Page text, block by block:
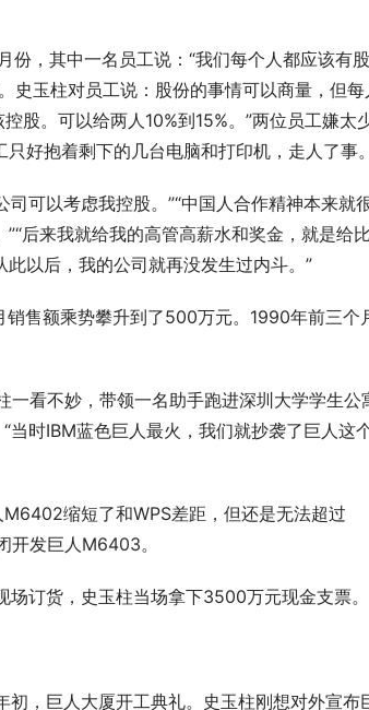
，其中一名员工说：“我们每个人都应该有股
史玉柱对员工说：股份的事情可以商量，但每
股。可以给两人10%到15%。”两位员工嫌太
好抱着剩下的几台电脑和打印机，走人了事。
可以考虑我控股。”“中国人合作精神本来就
后来我就给我的高管高薪水和奖金，就是给
以后，我的公司就再没发生过内斗。”
额乘势攀升到了500万元。1990年前三个
看不妙，带领一名助手跑进深圳大学学生公
时IBM蓝色巨人最火，我们就抄袭了巨人这
缩短了和WPS差距，但还是无法超过
开发巨人M6403。
订货，史玉柱当场拿下3500万元现金支票。
，巨人大厦开工典礼。史玉柱刚想对外宣布